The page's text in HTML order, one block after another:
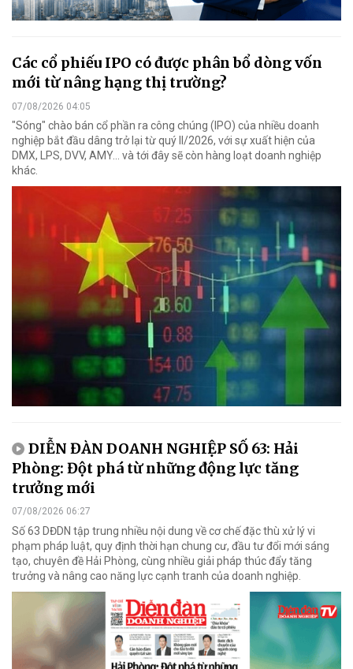
Các cổ phiếu IPO có được phân bổ dòng vốn
mới từ nâng hạng thị trường?
07/08/2026 04:05
"Sóng" chào bán cổ phần ra công chúng (IPO) của nhiều doanh
nghiệp bắt đầu dâng trở lại từ quý II/2026, với sự xuất hiện của
DMX, LPS, DVV, AMY... và tới đây sẽ còn hàng loạt doanh nghiệp
khác.
DIỄN ĐÀN DOANH NGHIỆP SỐ 63: Hải
Phòng: Đột phá từ những động lực tăng
trưởng mới
07/08/2026 06:27
Số 63 DĐDN tập trung nhiều nội dung về cơ chế đặc thù xử lý vi
phạm pháp luật, quy định thời hạn chung cư, đầu tư đổi mới sáng
tạo, chuyên đề Hải Phòng, cùng nhiều giải pháp thúc đẩy tăng
trưởng và nâng cao năng lực cạnh tranh của doanh nghiệp.